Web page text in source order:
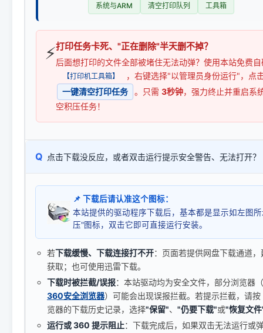
系统与ARM
清空打印队列 工具箱
⚡打印任务卡死、"正在删除"半天删不掉？
后面想打印的文件全部被堵住无法动弹？使用本站免费
【打印机工具箱】
，右键选择"以管理员身份运行"，点
一键清空打印任务
。只需 3秒钟，强力终止并重启系
空积压任务！
Q 点击下载没反应，或者双击运行提示安全警告、无法打开？
📌 下载后请认准这个图标：
本站提供的驱动程序下载后，基本都是显示如左图
压"图标，双击它即可直接运行安装。
若下载缓慢、下载连接打不开：页面若提供网盘下载通道
获取；也可使用迅雷下载。
下载时被拦截/误报：本站驱动均为安全文件，部分浏览器
360安全浏览器）可能会出现误报拦截。若提示拦截，请按
览器的下载历史记录，选择"保留"、 "仍要下载"或"恢复文
运行或 360 提示阻止：下载完成后，如果双击无法运行或